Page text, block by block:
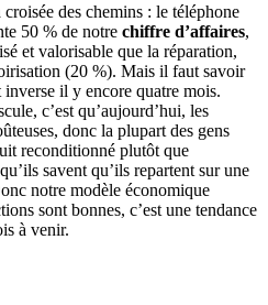
des chemins : le téléphone
50 % de notre chiffre d’affaires,
et valorisable que la réparation,
(20 %). Mais il faut savoir
il y encore quatre mois.
c’est qu’aujourd’hui, les
donc la plupart des gens
reconditionné plutôt que
savent qu’ils repartent sur une
notre modèle économique
sont bonnes, c’est une tendance
à venir.